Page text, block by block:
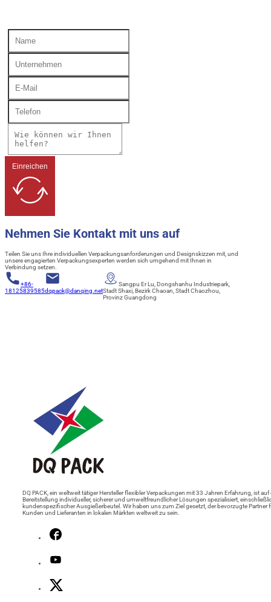
Einreichen
Nehmen Sie Kontakt mit uns auf
Teilen Sie uns Ihre individuellen Verpackungsanforderungen und Designskizzen mit, und
unsere engagierten Verpackungsexperten werden sich umgehend mit Ihnen in
Verbindung setzen.
+86-
18125839585dqpack@danqing.net
Sangpu Er Lu, Dongshanhu Industriepark,
Stadt Shaxi, Bezirk Chaoan, Stadt Chaozhou,
Provinz Guangdong
DQ PACK, ein weltweit tätiger Hersteller flexibler Verpackungen mit 33 Jahren Erfahrung, ist auf
Bereitstellung individueller, sicherer und umweltfreundlicher Lösungen spezialisiert,
kundenspezifischer Ausgießerbeutel. Wir haben uns zum Ziel gesetzt, der bevorzugte Partner
Kunden und Lieferanten in lokalen Märkten weltweit zu sein.